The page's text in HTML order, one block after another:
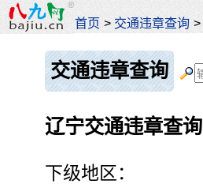
首页 > 交通违章查询 >
交通违章查询
辽宁交通违章查询
下级地区：